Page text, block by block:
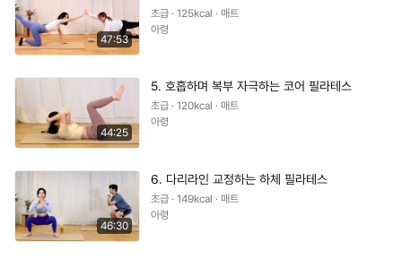
47:53
초급 · 125kcal · 매트
아령
44:25
5. 호흡하며 복부 자극하는 코어 필라테스
초급 · 120kcal · 매트
아령
46:30
6. 다리라인 교정하는 하체 필라테스
초급 · 149kcal · 매트
아령